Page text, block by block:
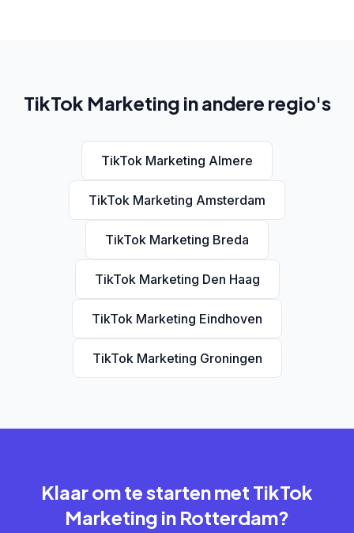
TikTok Marketing in andere regio's
TikTok Marketing Almere
TikTok Marketing Amsterdam
TikTok Marketing Breda
TikTok Marketing Den Haag
TikTok Marketing Eindhoven
TikTok Marketing Groningen
Klaar om te starten met TikTok
Marketing in Rotterdam?